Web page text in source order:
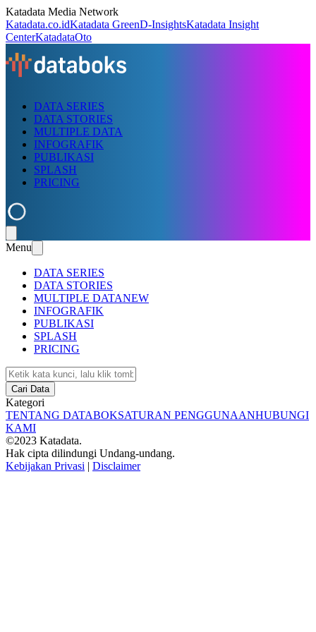
Katadata Media Network
Katadata.co.idKatadata GreenD-InsightsKatadata Insight
CenterKatadataOto
DATA SERIES
DATA STORIES
MULTIPLE DATA
INFOGRAFIK
PUBLIKASI
SPLASH
PRICING
Menu
DATA SERIES
DATA STORIES
MULTIPLE DATANEW
INFOGRAFIK
PUBLIKASI
SPLASH
PRICING
Cari Data
Kategori
TENTANG DATABOKSATURAN PENGGUNAANHUBUNGI
KAMI
©2023 Katadata.
Hak cipta dilindungi Undang-undang.
Kebijakan Privasi | Disclaimer